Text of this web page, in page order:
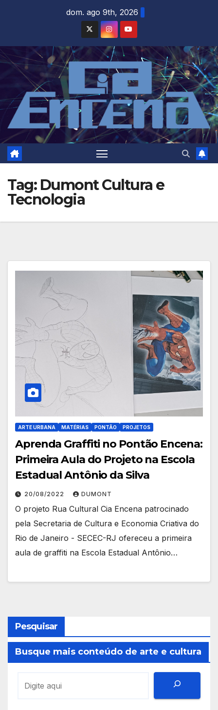
dom. ago 9th, 2026
Tag: Dumont Cultura e
Tecnologia
ARTE URBANA MATÉRIAS PONTÃO PROJETOS
Aprenda Graffiti no Pontão Encena:
Primeira Aula do Projeto na Escola
Estadual Antônio da Silva
20/08/2022 DUMONT
O projeto Rua Cultural Cia Encena patrocinado
pela Secretaria de Cultura e Economia Criativa do
Rio de Janeiro - SECEC-RJ ofereceu a primeira
aula de graffiti na Escola Estadual Antônio…
Pesquisar
Busque mais conteúdo de arte e cultura